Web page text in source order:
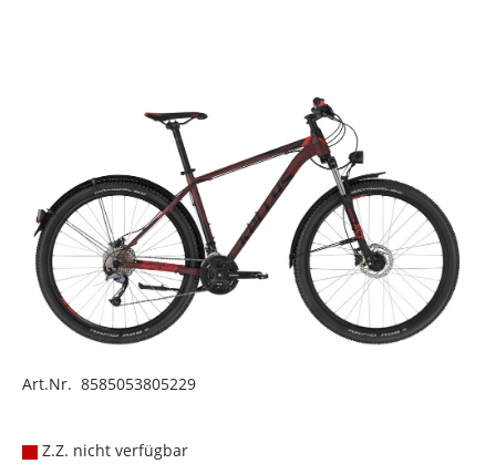
Art.Nr. 8585053805229
Z.Z. nicht verfügbar